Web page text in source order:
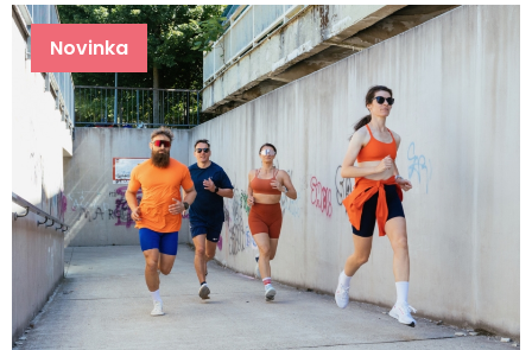
Novinka